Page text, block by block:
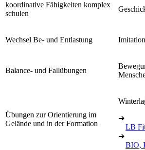
koordinative Fähigkeiten komplex
schulen
Wechsel Be- und Entlastung
Balance- und Fallübungen
Übungen zur Orientierung im
Gelände und in der Formation
➔
LB
➔
BIO,